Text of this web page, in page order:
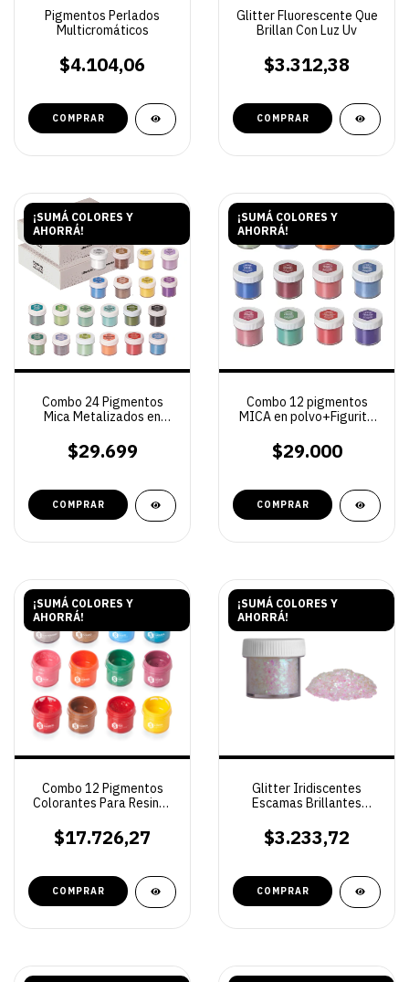
Pigmentos Perlados
Multicromáticos
$4.104,06
COMPRAR
Glitter Fluorescente Que
Brillan Con Luz Uv
$3.312,38
COMPRAR
¡SUMÁ COLORES Y
AHORRÁ!
Combo 24 Pigmentos
Mica Metalizados en
Epoxi y Poliéster – Línea
Servifibras
$29.699
COMPRAR
¡SUMÁ COLORES Y
AHORRÁ!
Combo 12 pigmentos
MICA en polvo+Figurita
$29.000
COMPRAR
¡SUMÁ COLORES Y
AHORRÁ!
Combo 12 Pigmentos
Colorantes Para Resinas
$17.726,27
COMPRAR
¡SUMÁ COLORES Y
AHORRÁ!
Glitter Iridiscentes
Escamas Brillantes
$3.233,72
COMPRAR